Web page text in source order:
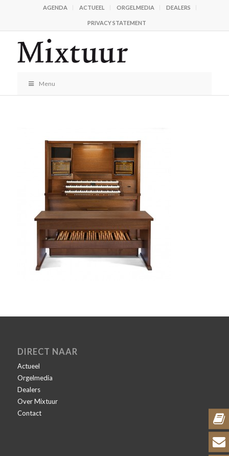
AGENDA ACTUEEL ORGELMEDIA DEALERS
PRIVACY STATEMENT
Menu
DIRECT NAAR
Actueel
Orgelmedia
Dealers
Over Mixtuur
Contact